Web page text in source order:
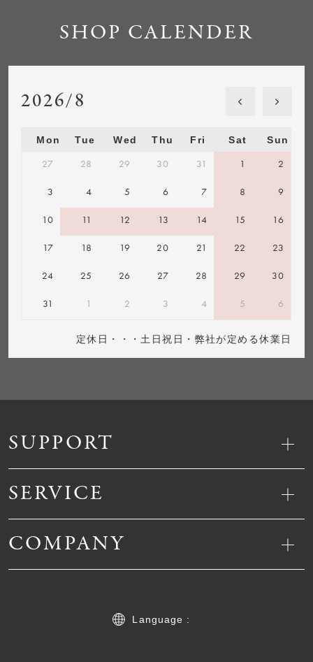
SUPPORT
SERVICE
COMPANY
Language :
SHOP CALENDER
2026/8
Mon Tue Wed Thu Fri Sat Sun
27 28 29 30 31 1 2
3 4 5 6 7 8 9
10 11 12 13 14 15 16
17 18 19 20 21 22 23
24 25 26 27 28 29 30
31 1 2 3 4 5 6
定休日・・・土日祝日・弊社が定める休業日